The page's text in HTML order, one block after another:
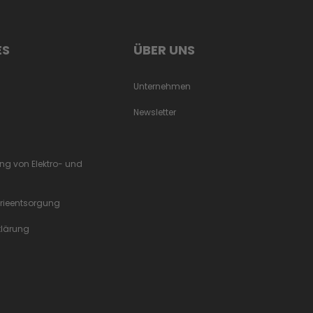
von Elektro- und
ÜBER UNS
Unternehmen
Newsletter